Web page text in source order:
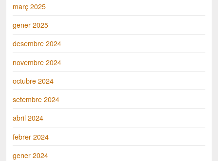
març 2025
gener 2025
desembre 2024
novembre 2024
octubre 2024
setembre 2024
abril 2024
febrer 2024
gener 2024